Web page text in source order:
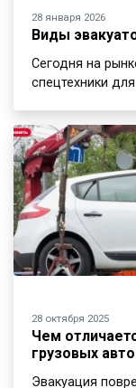
28 января 2026
Виды
Сегодня на
спецтехники
28 октября 2025
Чем
грузовых авто
Эвакуация